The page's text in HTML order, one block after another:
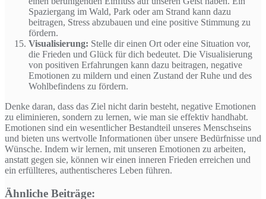
Spaziergang im Wald, Park oder am Strand kann dazu
beitragen, Stress abzubauen und eine positive Stimmung zu
fördern.
Visualisierung: Stelle dir einen Ort oder eine Situation vor,
die Frieden und Glück für dich bedeutet. Die Visualisierung
von positiven Erfahrungen kann dazu beitragen, negative
Emotionen zu mildern und einen Zustand der Ruhe und des
Wohlbefindens zu fördern.
Denke daran, dass das Ziel nicht darin besteht, negative Emotionen
zu eliminieren, sondern zu lernen, wie man sie effektiv handhabt.
Emotionen sind ein wesentlicher Bestandteil unseres Menschseins
und bieten uns wertvolle Informationen über unsere Bedürfnisse und
Wünsche. Indem wir lernen, mit unseren Emotionen zu arbeiten,
anstatt gegen sie, können wir einen inneren Frieden erreichen und
ein erfüllteres, authentischeres Leben führen.
Ähnliche Beiträge: